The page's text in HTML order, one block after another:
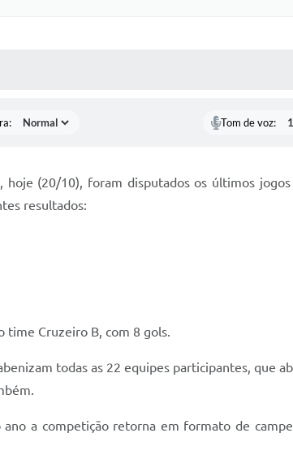
Tom de voz:
hoje (20/10), foram disputados os últimos
resultados:
time Cruzeiro B, com 8 gols.
todas as 22 equipes participantes, que
a competição retorna em formato de